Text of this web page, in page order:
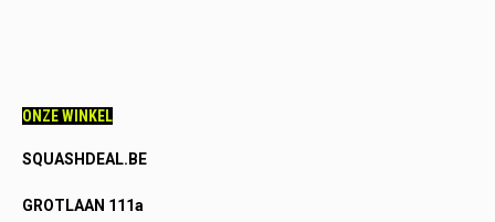
ONZE WINKEL
SQUASHDEAL.BE
GROTLAAN 111a